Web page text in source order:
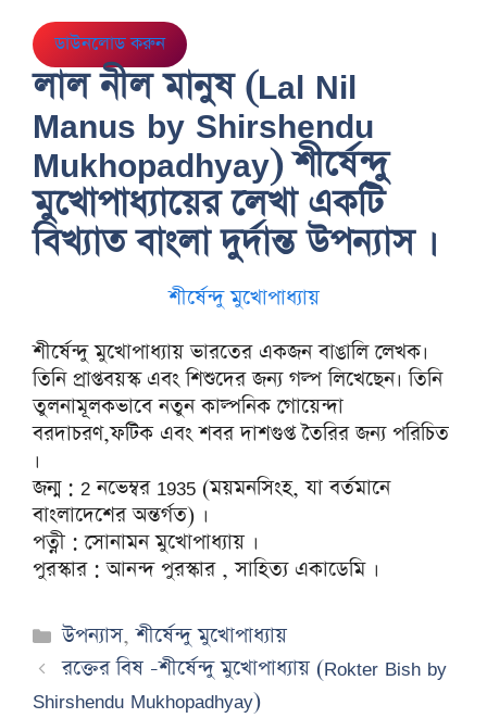
ডাউনলোড করুন
লাল নীল মানুষ (Lal Nil
Manus by Shirshendu
Mukhopadhyay) শীর্ষেন্দু
মুখোপাধ্যায়ের লেখা একটি
বিখ্যাত বাংলা দুর্দান্ত উপন্যাস ।
শীর্ষেন্দু মুখোপাধ্যায়
শীর্ষেন্দু মুখোপাধ্যায় ভারতের একজন বাঙালি লেখক।
তিনি প্রাপ্তবয়স্ক এবং শিশুদের জন্য গল্প লিখেছেন। তিনি
তুলনামূলকভাবে নতুন কাল্পনিক গোয়েন্দা
বরদাচরণ,ফটিক এবং শবর দাশগুপ্ত তৈরির জন্য পরিচিত
।
জন্ম : 2 নভেম্বর 1935 (ময়মনসিংহ, যা বর্তমানে
বাংলাদেশের অন্তর্গত) ।
পত্নী : সোনামন মুখোপাধ্যায় ।
পুরস্কার : আনন্দ পুরস্কার , সাহিত্য একাডেমি ।
Categories
উপন্যাস,শীর্ষেন্দু মুখোপাধ্যায়
রক্তের বিষ -শীর্ষেন্দু মুখোপাধ্যায় (Rokter Bish by
Shirshendu Mukhopadhyay)